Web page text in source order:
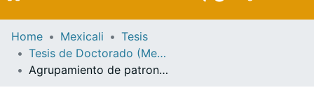
Inicio
Communities & Collections
Home Mexicali
Tesis
Tesis de Doctorado (Mexicali)
Agrupamiento de patrones correlacionados y con incertidumbre